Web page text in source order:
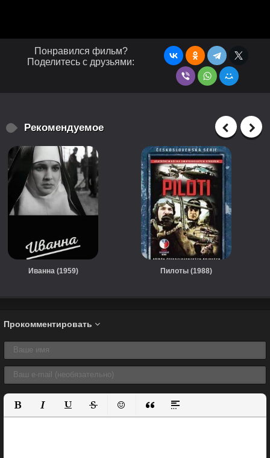
Понравился фильм?
Поделитесь с друзьями:
Рекомендуемое
Иванна (1959) Пилоты (1988)
Прокомментировать
Полужирный
КурсивПодчеркнутый
ЗачеркнутыйВставить смайлик
Вставка цитаты
Вставка спойлера